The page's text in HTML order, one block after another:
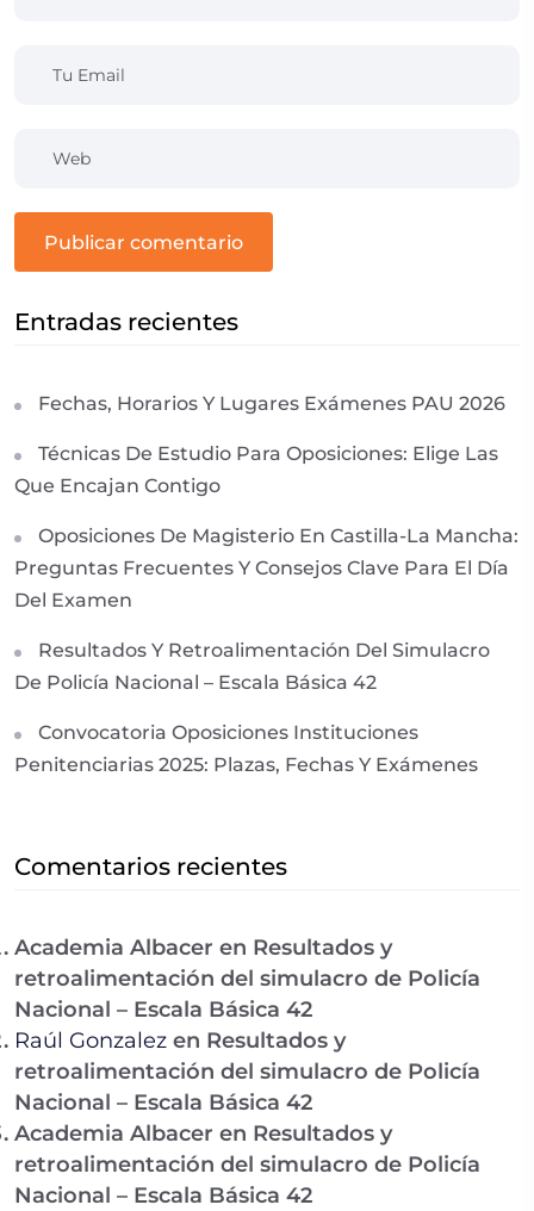
publicar comentario
Entradas recientes
Fechas, Horarios Y Lugares Exámenes PAU 2026
Técnicas De Estudio Para Oposiciones: Elige Las
Que Encajan Contigo
Oposiciones De Magisterio En Castilla-La Mancha:
Preguntas Frecuentes Y Consejos Clave Para El Día
Del Examen
Resultados Y Retroalimentación Del Simulacro
De Policía Nacional – Escala Básica 42
Convocatoria Oposiciones Instituciones
Penitenciarias 2025: Plazas, Fechas Y Exámenes
Comentarios recientes
Academia Albacer en Resultados y
retroalimentación del simulacro de Policía
Nacional – Escala Básica 42
Raúl Gonzalez en Resultados y
retroalimentación del simulacro de Policía
Nacional – Escala Básica 42
Academia Albacer en Resultados y
retroalimentación del simulacro de Policía
Nacional – Escala Básica 42